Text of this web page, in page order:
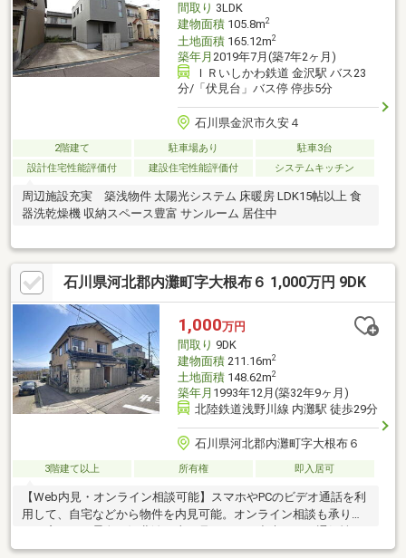
間取り 3LDK
建物面積105.8m2
土地面積165.12m2
築年月 2019年7月(築7年2ヶ月)
ＩＲいしかわ鉄道 金沢駅 バス23
分/「伏見台」バス停 停歩5分
石川県金沢市久安４
2階建て 駐車場あり
駐車3台
設計住宅性能評価付
建設住宅性能評価付 システムキッチン
周辺施設充実 築浅物件 太陽光システム 床暖房 LDK15帖以上 食
器洗乾燥機 収納スペース豊富 サンルーム 居住中
石川県河北郡内灘町字大根布６ 1,000万円 9DK
1,000万円
間取り 9DK
建物面積211.16m2
土地面積148.62m2
築年月 1993年12月(築32年9ヶ月)
北陸鉄道浅野川線 内灘駅 徒歩29分
石川県河北郡内灘町字大根布６
3階建て以上 所有権 即入居可
【Web内見・オンライン相談可能】スマホやPCのビデオ通話を利
用して、自宅などから物件を内見可能。オンライン相談も承りま
非常に高く風の通り抜けが心地よくなっております。大根布小学